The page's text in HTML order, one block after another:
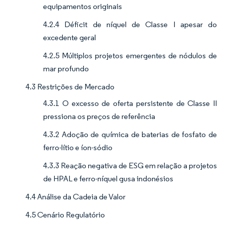
equipamentos originais
4.2.4 Déficit de níquel de Classe I apesar do
excedente geral
4.2.5 Múltiplos projetos emergentes de nódulos de
mar profundo
4.3 Restrições de Mercado
4.3.1 O excesso de oferta persistente de Classe II
pressiona os preços de referência
4.3.2 Adoção de química de baterias de fosfato de
ferro-lítio e íon-sódio
4.3.3 Reação negativa de ESG em relação a projetos
de HPAL e ferro-níquel gusa indonésios
4.4 Análise da Cadeia de Valor
4.5 Cenário Regulatório